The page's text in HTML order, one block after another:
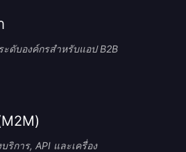
ะดับองค์กรสำหรับแอป B2B
ริการ, API และเครื่อง